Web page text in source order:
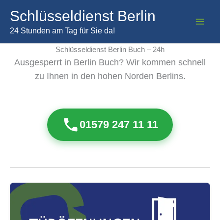
Inhalt
springen
Schlüsseldienst Berlin
24 Stunden am Tag für Sie da!
Schlüsseldienst Berlin Buch – 24h
Ausgesperrt in Berlin Buch? Wir kommen schnell
zu Ihnen in den hohen Norden Berlins.
01579 247 11 11